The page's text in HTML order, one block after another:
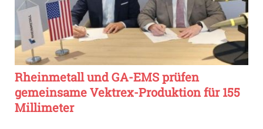
Rheinmetall und GA-EMS prüfen
gemeinsame Vektrex-Produktion für 155
Millimeter